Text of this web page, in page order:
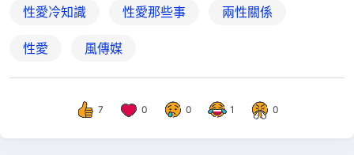
性愛冷知識 性愛那些事 兩性關係
性愛 風傳媒
7 0 0 1 0